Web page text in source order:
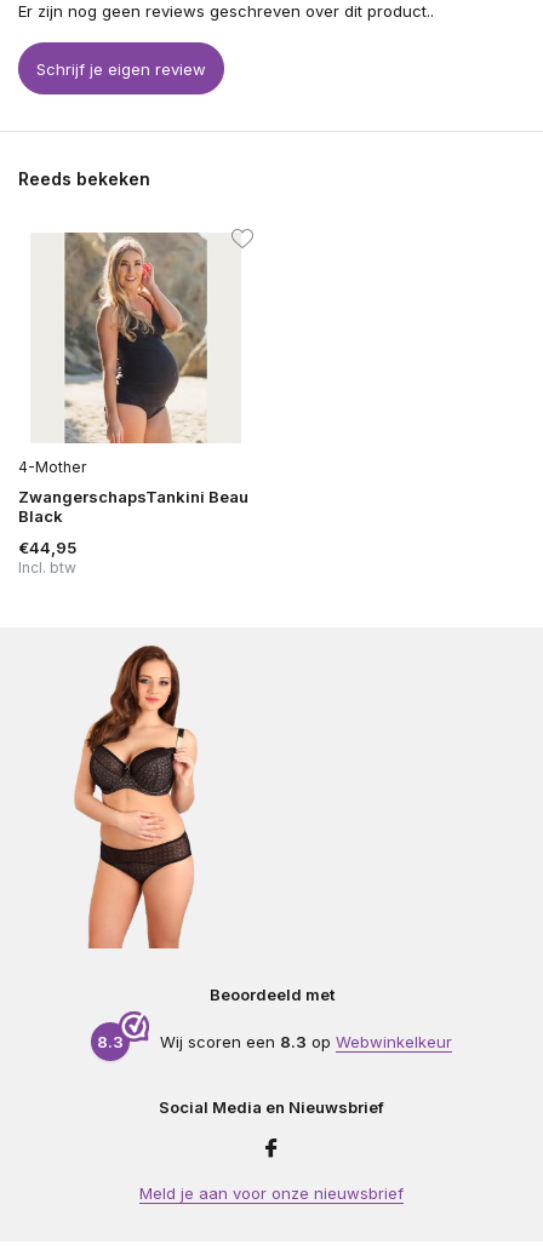
Er zijn nog geen reviews geschreven over dit product..
Schrijf je eigen review
Reeds bekeken
4-Mother
ZwangerschapsTankini Beau
Black
€44,95
Incl. btw
Beoordeeld met
8.3 Wij scoren een 8.3 op Webwinkelkeur
Social Media en Nieuwsbrief
Meld je aan voor onze nieuwsbrief